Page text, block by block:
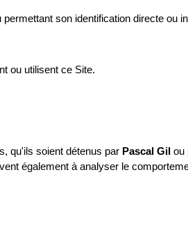
son identification directe ou
ou utilisent ce Site.
qu'ils soient détenus par Pascal Gil ou
également à analyser le